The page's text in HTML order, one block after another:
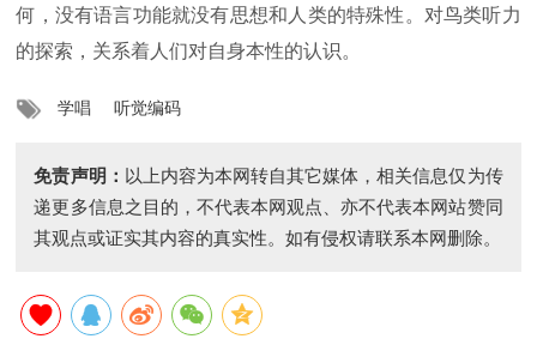
何，没有语言功能就没有思想和人类的特殊性。对鸟类听力
的探索，关系着人们对自身本性的认识。
学唱 听觉编码
免责声明： 以上内容为本网转自其它媒体，相关信息仅为传
递更多信息之目的，不代表本网观点、亦不代表本网站赞同
其观点或证实其内容的真实性。如有侵权请联系本网删除。